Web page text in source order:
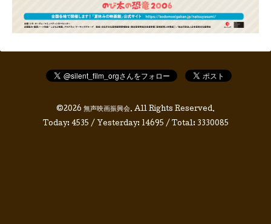
©2026 無声映画振興会. All Rights Reserved.
Today: 4535 / Yesterday: 14695 / Total: 3330085